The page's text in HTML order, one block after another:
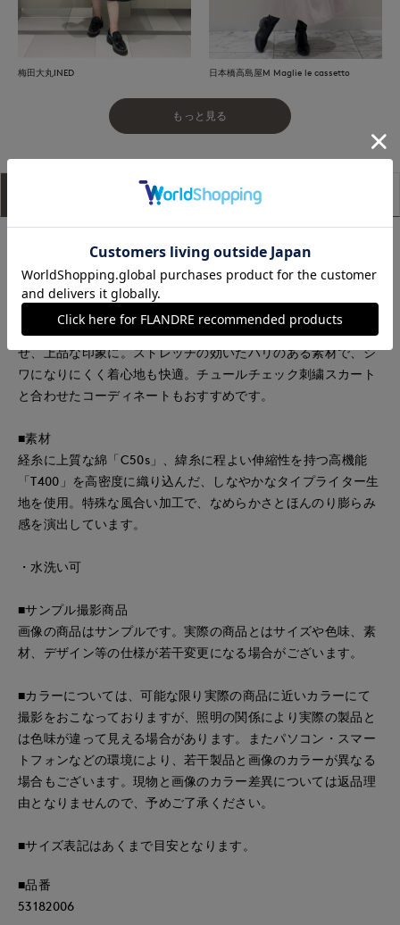
梅田大丸INED 日本橋高島屋M Maglie le cassetto
もっと見る
サイズ詳細
袖にレーザーカットで穴を開け、その上に太番手糸で大胆なメ
ッシュ柄の刺繍を施したオリジナルレースを使用。袖口にはス
カラップ柄のレースもあしらい、細部までこだわった華やかな
デザインです。小さめのスタンドカラーが首元をすっきり見
せ、上品な印象に。ストレッチの効いたハリのある素材で、シ
ワになりにくく着心地も快適。チュールチェック刺繍スカート
と合わせたコーディネートもおすすめです。
■素材
経糸に上質な綿「C50s」、緯糸に程よい伸縮性を持つ高機能
「T400」を高密度に織り込んだ、しなやかなタイプライター生
地を使用。特殊な風合い加工で、なめらかさとほんのり膨らみ
感を演出しています。
・水洗い可
■サンプル撮影商品
画像の商品はサンプルです。実際の商品とはサイズや色味、素
材、デザイン等の仕様が若干変更になる場合がございます。
■カラーについては、可能な限り実際の商品に近いカラーにて
撮影をおこなっておりますが、照明の関係により実際の製品と
は色味が違って見える場合があります。またパソコン・スマー
トフォンなどの環境により、若干製品と画像のカラーが異なる
場合もございます。現物と画像のカラー差異については返品理
由となりませんので、予めご了承ください。
■サイズ表記はあくまで目安となります。
■品番
53182006